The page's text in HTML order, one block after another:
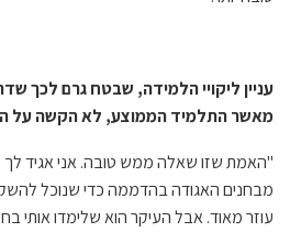
עניין ליקויי הלמידה, שבטח גרם לכך
מאשר התלמיד הממוצע, לא הקשה על
"האמת שזו שאלה ממש טובה. אני אגיד
מבחנים האגודה בהדממה כדי שנוכל
עוזר מאוד. אבל העיקר הוא שלימדו אותי